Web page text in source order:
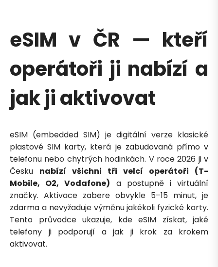
eSIM v ČR — kteří
operátoři ji nabízí a
jak ji aktivovat
eSIM (embedded SIM) je digitální verze klasické
plastové SIM karty, která je zabudovaná přímo v
telefonu nebo chytrých hodinkách. V roce 2026 ji v
Česku nabízí všichni tři velcí operátoři (T-
Mobile, O2, Vodafone) a postupně i virtuální
značky. Aktivace zabere obvykle 5–15 minut, je
zdarma a nevyžaduje výměnu jakékoli fyzické karty.
Tento průvodce ukazuje, kde eSIM získat, jaké
telefony ji podporují a jak ji krok za krokem
aktivovat.